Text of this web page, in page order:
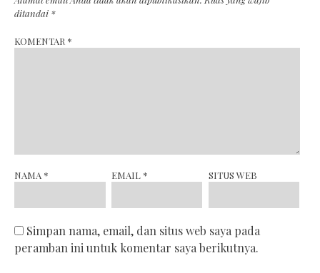
ditandai *
KOMENTAR *
NAMA * EMAIL * SITUS WEB
Simpan nama, email, dan situs web saya pada
peramban ini untuk komentar saya berikutnya.